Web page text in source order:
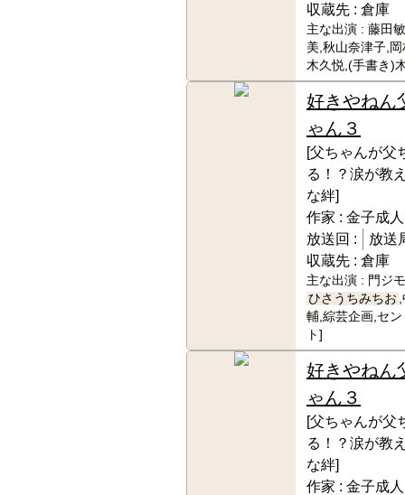
収蔵先 : 倉庫
主な出演 : 藤田
美,秋山奈津子,
木久悦,(手書き)
好きやねん
ゃん３
[父ちゃんが父
る！？涙が教
な絆]
作家 : 金子成
放送回 :
放送
収蔵先 : 倉庫
主な出演 : 門ジ
ひさうちみちお
輔,綜芸企画,セ
ト]
好きやねん
ゃん３
[父ちゃんが父
る！？涙が教
な絆]
作家 : 金子成